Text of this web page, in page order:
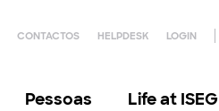
CONTACTOS HELPDESK LOGIN
Pessoas Life at ISEG